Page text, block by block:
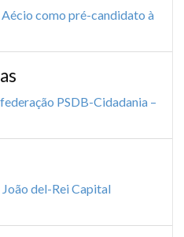
como pré-candidato à
PSDB-Cidadania –
del-Rei Capital